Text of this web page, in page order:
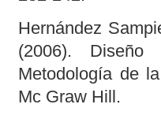
Hernández
(2006).
Metodología de
Mc Graw Hill.